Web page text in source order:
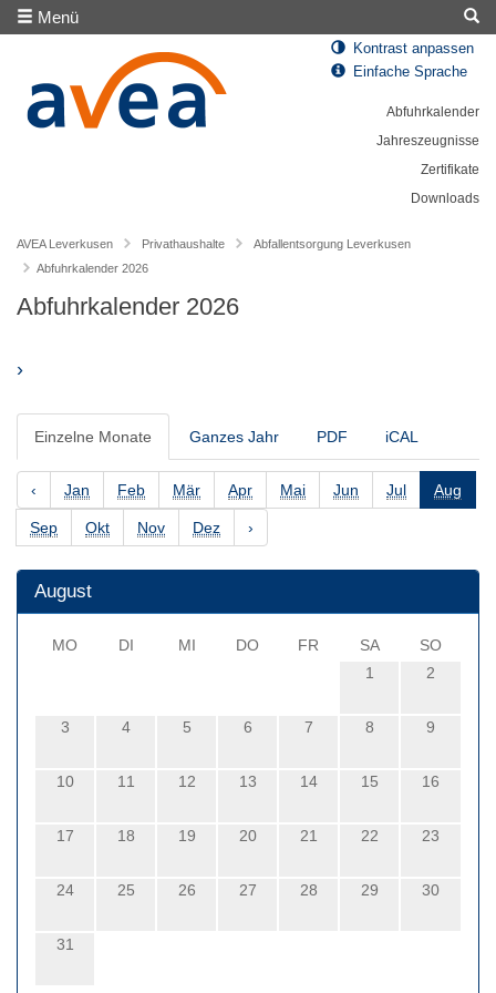
Menü
Kontrast anpassen
Einfache Sprache
Abfuhrkalender
Jahreszeugnisse
Zertifikate
Downloads
AVEA Leverkusen Privathaushalte
Abfallentsorgung Leverkusen
Abfuhrkalender 2026
Abfuhrkalender 2026
›
Einzelne Monate Ganzes Jahr PDF iCAL
‹ Jan Feb Mär Apr Mai Jun Jul Aug
Sep Okt Nov Dez ›
August
MO DI MI DO FR SA
SO
1
2
3 4 5 6 7 8 9
10 11 12 13 14 15 16
17 18 19 20 21 22 23
24 25 26 27 28 29 30
31